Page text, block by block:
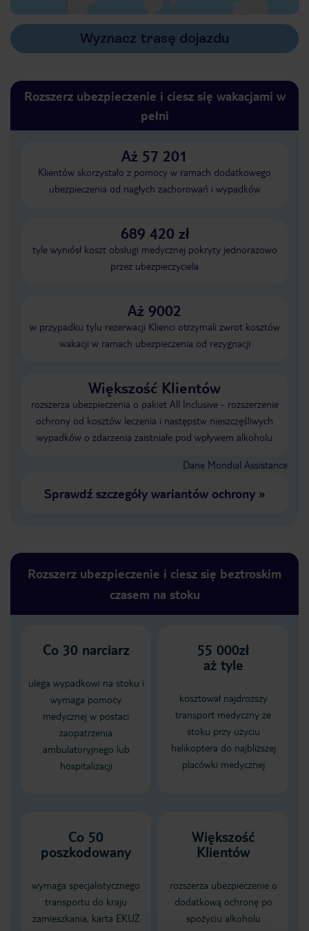
Wyznacz trasę dojazdu
Rozszerz ubezpieczenie i ciesz się wakacjami w
pełni
Aż 57 201
Klientów skorzystało z pomocy w ramach dodatkowego
ubezpieczenia od nagłych zachorowań i wypadków
689 420 zł
tyle wyniósł koszt obsługi medycznej pokryty jednorazowo
przez ubezpieczyciela
Aż 9002
w przypadku tylu rezerwacji Klienci otrzymali zwrot kosztów
wakacji w ramach ubezpieczenia od rezygnacji
Większość Klientów
rozszerza ubezpieczenia o pakiet All Inclusive - rozszerzenie
ochrony od kosztów leczenia i następstw nieszczęśliwych
wypadków o zdarzenia zaistniałe pod wpływem alkoholu
Dane Mondial Assistance
Sprawdź szczegóły wariantów ochrony»
Rozszerz ubezpieczenie i ciesz się beztroskim
czasem na stoku
Co 30 narciarz
ulega wypadkowi na stoku i
wymaga pomocy
medycznej w postaci
zaopatrzenia
ambulatoryjnego lub
hospitalizacji
55 000zł
aż tyle
kosztował najdroższy
transport medyczny ze
stoku przy użyciu
helikoptera do najbliższej
placówki medycznej
Co 50
poszkodowany
wymaga specjalistycznego
transportu do kraju
zamieszkania, karta EKUZ
Większość
Klientów
rozszerza ubezpieczenie o
dodatkową ochronę po
spożyciu alkoholu